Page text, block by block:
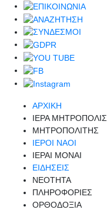
ΑΡΧΙΚΗ
ΙΕΡΑ ΜΗΤΡΟΠΟΛΙΣ
ΜΗΤΡΟΠΟΛΙΤΗΣ
ΙΕΡΟΙ ΝΑΟΙ
ΙΕΡΑΙ ΜΟΝΑΙ
ΕΙΔΗΣΕΙΣ
ΝΕΟΤΗΤΑ
ΠΛΗΡΟΦΟΡΙΕΣ
ΟΡΘΟΔΟΞΙΑ